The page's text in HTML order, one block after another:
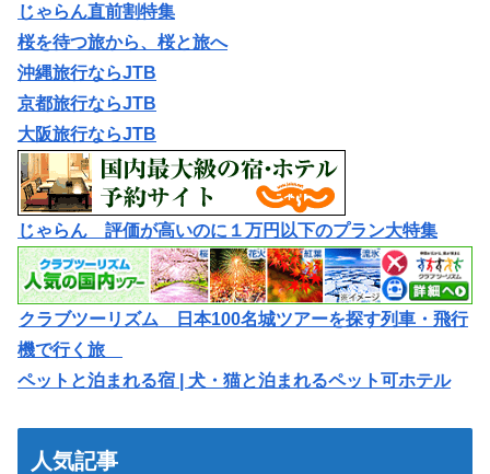
じゃらん直前割特集
桜を待つ旅から、桜と旅へ
沖縄旅行ならJTB
京都旅行ならJTB
大阪旅行ならJTB
じゃらん 評価が高いのに１万円以下のプラン大特集
クラブツーリズム 日本100名城ツアーを探す列車・飛行
機で行く旅
ペットと泊まれる宿 | 犬・猫と泊まれるペット可ホテル
人気記事